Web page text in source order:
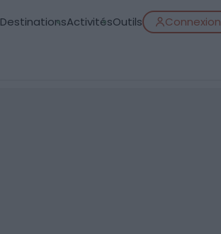
DestinationsActivitésOutils Connexion